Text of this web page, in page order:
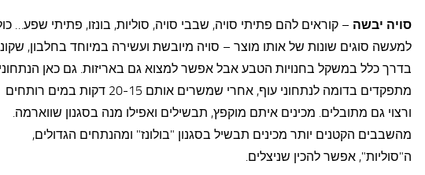
סויה יבשה – קוראים להם פתיתי סויה, שבבי סויה, סוליות, בונזו, פתיתי שפע…
למעשה סוגים שונות של אותו מוצר – סויה מיובשת ועשירה במיוחד בחלבון,
בדרך כלל במשקל בחנויות הטבע אבל אפשר למצוא גם באריזות. גם כאן
מתפקדים בדומה לנתחוני עוף, אחרי שמשרים אותם 20-15 דקות במים רותחים
ורצוי גם מתובלים. מכינים איתם מוקפץ, תבשילים ואפילו מנה בסגנון שווארמה.
מהשבבים הקטנים יותר מכינים תבשיל בסגנון "בולונז" ומהנתחים הגדולים,
ה"סוליות", אפשר להכין שניצלים.